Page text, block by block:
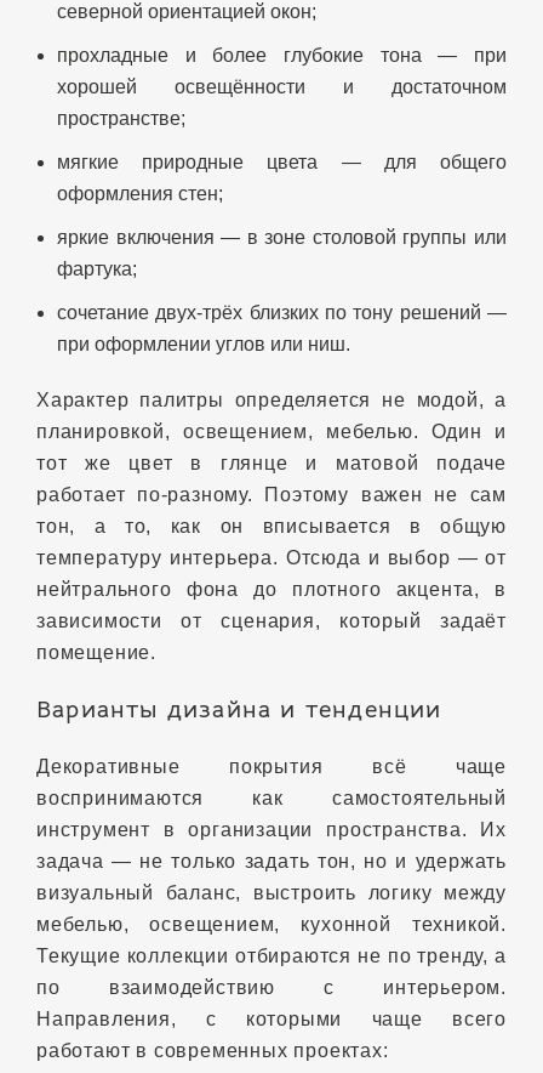
северной ориентацией окон;
прохладные и более глубокие тона — при
хорошей освещённости и достаточном
пространстве;
мягкие природные цвета — для общего
оформления стен;
яркие включения — в зоне столовой группы или
фартука;
сочетание двух-трёх близких по тону решений —
при оформлении углов или ниш.
Характер палитры определяется не модой, а
планировкой, освещением, мебелью. Один и
тот же цвет в глянце и матовой подаче
работает по‑разному. Поэтому важен не сам
тон, а то, как он вписывается в общую
температуру интерьера. Отсюда и выбор — от
нейтрального фона до плотного акцента, в
зависимости от сценария, который задаёт
помещение.
Варианты дизайна и тенденции
Декоративные покрытия всё чаще
воспринимаются как самостоятельный
инструмент в организации пространства. Их
задача — не только задать тон, но и удержать
визуальный баланс, выстроить логику между
мебелью, освещением, кухонной техникой.
Текущие коллекции отбираются не по тренду, а
по взаимодействию с интерьером.
Направления, с которыми чаще всего
работают в современных проектах: